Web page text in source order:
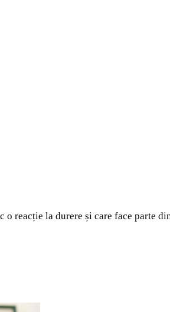
reacție la durere și care face parte